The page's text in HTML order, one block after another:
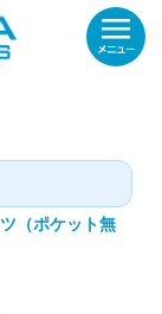
（ポケット無